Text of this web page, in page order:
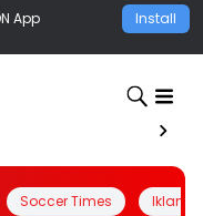
App Install
Soccer Times Iklanin